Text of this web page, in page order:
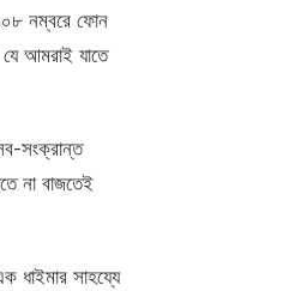
নম্বরে ফোন
আমরাই যাতে
সংক্রান্ত
না বাজতেই
ধাইমার সাহয্যে